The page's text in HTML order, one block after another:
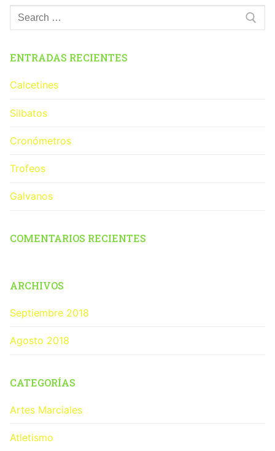
ENTRADAS RECIENTES
Calcetines
Silbatos
Cronómetros
Trofeos
Galvanos
COMENTARIOS RECIENTES
ARCHIVOS
Septiembre 2018
Agosto 2018
CATEGORÍAS
Artes Marciales
Atletismo